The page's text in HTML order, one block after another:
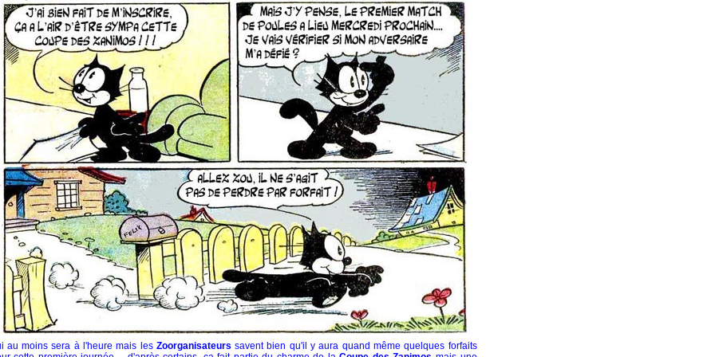
au moins sera à l'heure mais les Zoorganisateurs savent bien qu'il y aura quand même quelques forfaits